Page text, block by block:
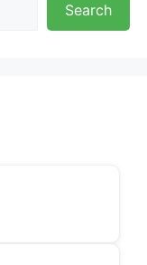
Search